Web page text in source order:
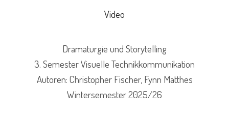
Video
Dramaturgie und Storytelling
3. Semester Visuelle Technikkommunikation
Autoren: Christopher Fischer, Fynn Matthes
Wintersemester 2025/26